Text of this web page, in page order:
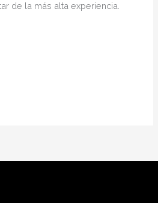
de la más alta experiencia.